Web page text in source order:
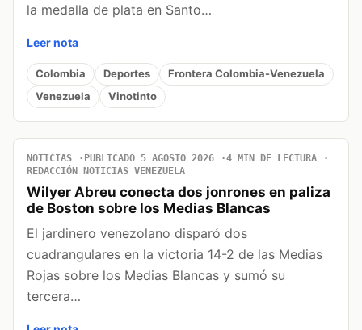
la medalla de plata en Santo…
Leer nota
Colombia Deportes
Frontera Colombia-Venezuela
Venezuela
Vinotinto
NOTICIAS PUBLICADO 5 AGOSTO 2026
4 MIN DE LECTURA
REDACCIÓN NOTICIAS VENEZUELA
Wilyer Abreu conecta dos jonrones en paliza
de Boston sobre los Medias Blancas
El jardinero venezolano disparó dos
cuadrangulares en la victoria 14-2 de las Medias
Rojas sobre los Medias Blancas y sumó su
tercera…